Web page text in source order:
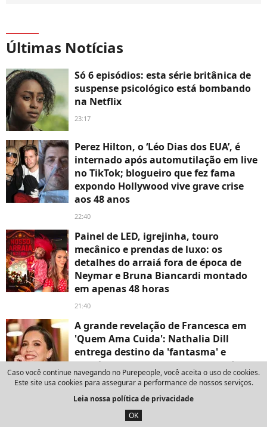
Últimas Notícias
Só 6 episódios: esta série britânica de
suspense psicológico está bombando
na Netflix
23:17
Perez Hilton, o ‘Léo Dias dos EUA’, é
internado após automutilação em live
no TikTok; blogueiro que fez fama
expondo Hollywood vive grave crise
aos 48 anos
22:40
Painel de LED, igrejinha, touro
mecânico e prendas de luxo: os
detalhes do arraiá fora de época de
Neymar e Bruna Biancardi montado
em apenas 48 horas
21:40
A grande revelação de Francesca em
'Quem Ama Cuida': Nathalia Dill
entrega destino da 'fantasma' e
mistério que promete chocar o público
20:29
Quando vi essa nova minissérie da
Netflix, não imaginei que isso
Caso você continue navegando no Purepeople, você aceita o uso de cookies.
Este site usa cookies para assegurar a performance de nossos serviços.
Leia nossa política de privacidade
OK